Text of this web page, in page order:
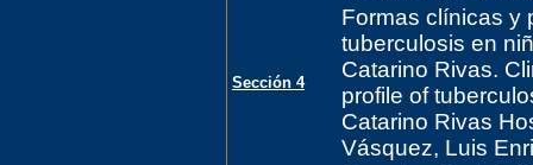
Sección 4
Formas clínicas y
tuberculosis en
Catarino Rivas.
profile of
Catarino Rivas
Vásquez, Luis